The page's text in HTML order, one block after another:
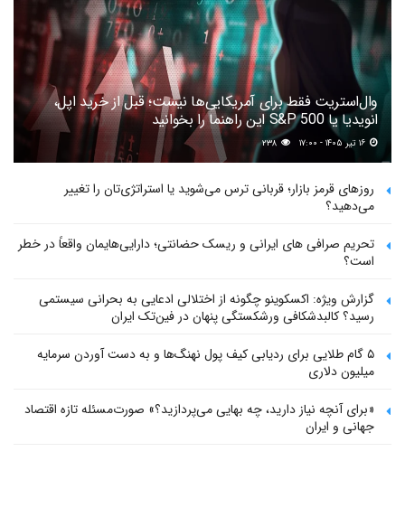
وال‌استریت فقط برای آمریکایی‌ها نیست؛ قبل از خرید اپل،
انویدیا یا S&P 500 این راهنما را بخوانید
۲۳۸
روزهای قرمز بازار؛ قربانی ترس می‌شوید یا استراتژی‌تان را تغییر
می‌دهید؟
تحریم صرافی های ایرانی و ریسک حضانتی؛ دارایی‌هایمان واقعاً در خطر
است؟
گزارش ویژه: اکسکوینو چگونه از اختلالی ادعایی به بحرانی سیستمی
رسید؟ کالبدشکافی ورشکستگی پنهان در فین‌تک ایران
۵ گام طلایی برای ردیابی کیف پول‌ نهنگ‌ها و به دست آوردن سرمایه
میلیون دلاری
«برای آنچه نیاز دارید، چه بهایی می‌پردازید؟» صورت‌مسئله تازه اقتصاد
جهانی و ایران